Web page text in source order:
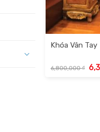
Khóa Vân Tay
6,800,000₫
Giá
gốc